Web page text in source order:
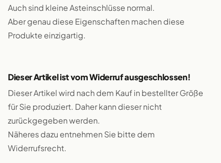
Auch sind kleine Asteinschlüsse normal.
Aber genau diese Eigenschaften machen diese
Produkte einzigartig.
Dieser Artikel ist vom Widerruf ausgeschlossen!
Dieser Artikel wird nach dem Kauf in bestellter Größe
für Sie produziert. Daher kann dieser nicht
zurückgegeben werden.
Näheres dazu entnehmen Sie bitte dem
Widerrufsrecht.